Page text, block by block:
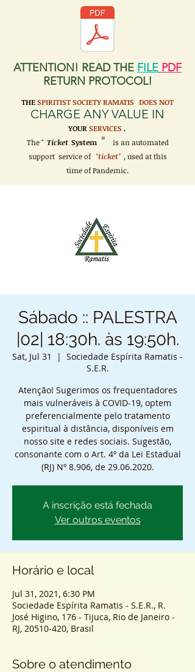
ATTENTION! READ THE FILE PDF
RETURN PROTOCOL!
THESPIRITIST SOCIETY RAMATIS DOES NOT
CHARGE ANY VALUE IN
YOUR SERVICES.
The " Ticket System"
is an automated
support service of "ticket" , used at this
time of Pandemic.
Sábado :: PALESTRA
|02| 18:30h. às 19:50h.
Sat, Jul 31
  |
Sociedade Espírita Ramatis -
S.E.R.
Atenção! Sugerimos os frequentadores
mais vulneráveis à COVID-19, optem
preferencialmente pelo tratamento
espiritual à distância, disponíveis em
nosso site e redes sociais. Sugestão,
consonante com o Art. 4º da Lei Estadual
(RJ) Nº 8.906, de 29.06.2020.
A inscrição está fechada
Ver outros eventos
Horário e local
Jul 31, 2021, 6:30 PM
Sociedade Espírita Ramatis - S.E.R., R.
José Higino, 176 - Tijuca, Rio de Janeiro -
RJ, 20510-420, Brasil
Sobre o atendimento